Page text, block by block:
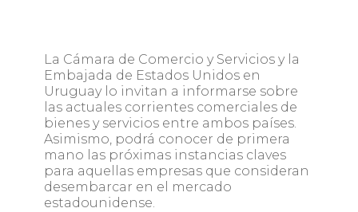
La Cámara de Comercio y Servicios y la
Embajada de Estados Unidos en
Uruguay lo invitan a informarse sobre
las actuales corrientes comerciales de
bienes y servicios entre ambos países.
Asimismo, podrá conocer de primera
mano las próximas instancias claves
para aquellas empresas que consideran
desembarcar en el mercado
estadounidense.